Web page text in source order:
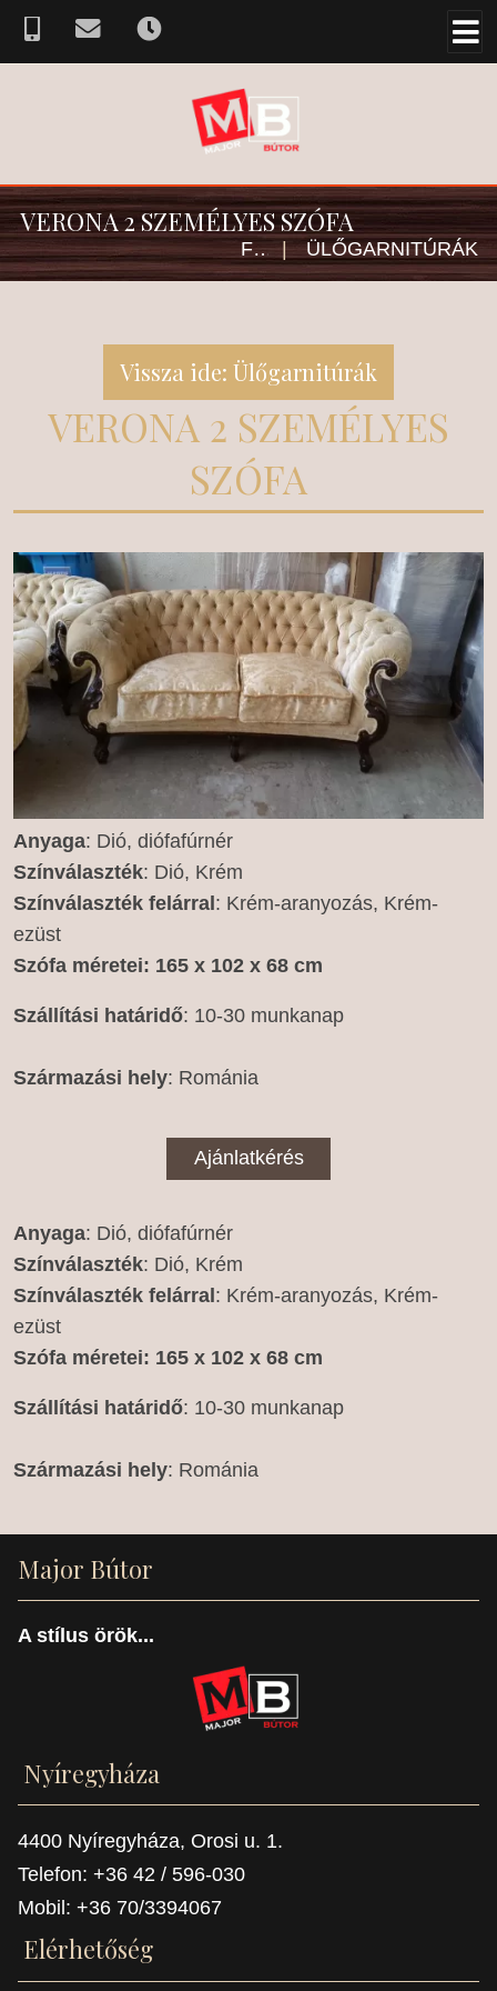
VERONA 2 SZEMÉLYES SZÓFA
FŐOLDAL | ÜLŐGARNITÚRÁK
Vissza ide: Ülőgarnitúrák
VERONA 2 SZEMÉLYES
SZÓFA
Anyaga: Dió, diófafúrnér
Színválaszték: Dió, Krém
Színválaszték felárral: Krém-aranyozás, Krém-
ezüst
Szófa méretei: 165 x 102 x 68 cm
Szállítási határidő: 10-30 munkanap
Származási hely: Románia
Ajánlatkérés
Anyaga: Dió, diófafúrnér
Színválaszték: Dió, Krém
Színválaszték felárral: Krém-aranyozás, Krém-
ezüst
Szófa méretei: 165 x 102 x 68 cm
Szállítási határidő: 10-30 munkanap
Származási hely: Románia
Major Bútor
A stílus örök...
Nyíregyháza
4400 Nyíregyháza, Orosi u. 1.
Telefon: +36 42 / 596-030
Mobil: +36 70/3394067
Elérhetőség